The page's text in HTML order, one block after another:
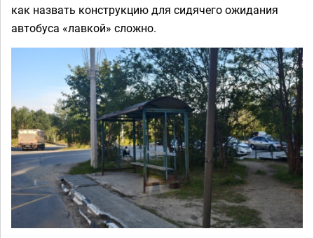
как назвать конструкцию для сидячего ожидания
автобуса «лавкой» сложно.